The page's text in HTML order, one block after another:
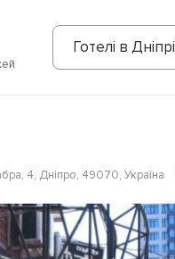
Готелі в Дніпрі
Розташування
4, Дніпро, 49070, Україна